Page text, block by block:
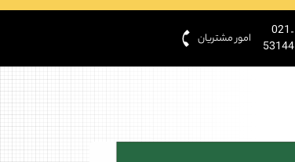
021-
53144
امور مشتریان